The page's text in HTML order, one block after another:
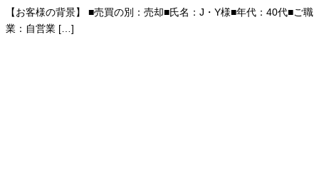
【お客様の背景】 ■売買の別：売却■氏名：J・Y様■年代：40代■ご職
業：自営業 […]